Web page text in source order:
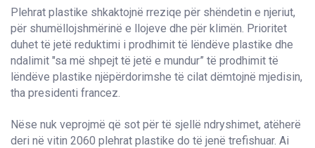
Plehrat plastike shkaktojnë rreziqe për shëndetin e njeriut,
për shumëllojshmërinë e llojeve dhe për klimën. Prioritet
duhet të jetë reduktimi i prodhimit të lëndëve plastike dhe
ndalimit "sa më shpejt të jetë e mundur” të prodhimit të
lëndëve plastike njëpërdorimshe të cilat dëmtojnë mjedisin,
tha presidenti francez.
Nëse nuk veprojmë që sot për të sjellë ndryshimet, atëherë
deri në vitin 2060 plehrat plastike do të jenë trefishuar. Ai